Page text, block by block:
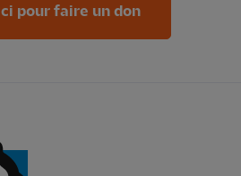
pour faire un don